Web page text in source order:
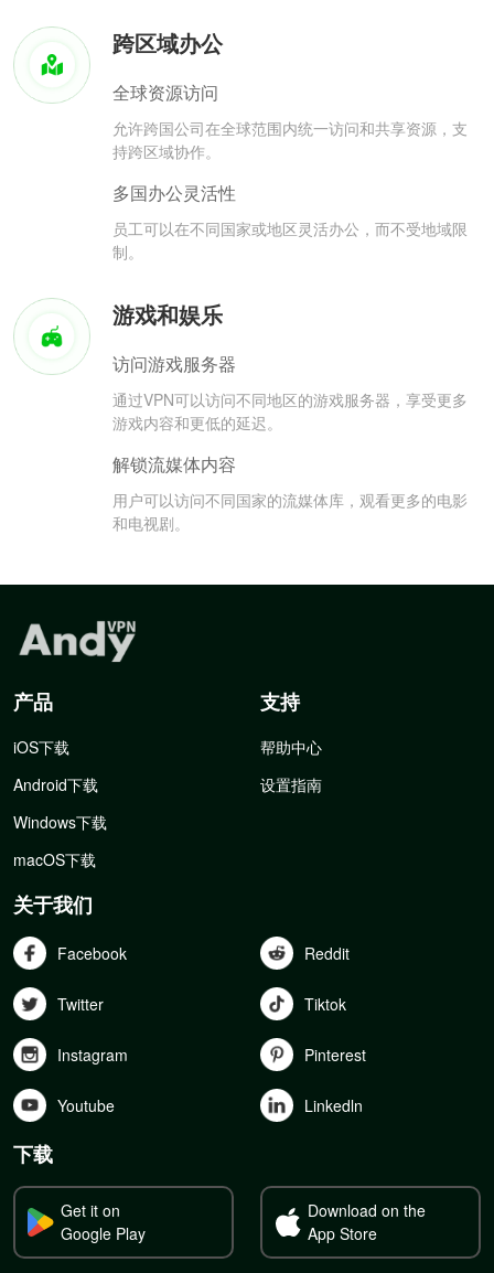
跨区域办公
全球资源访问
允许跨国公司在全球范围内统一访问和共享资源，支
持跨区域协作。
多国办公灵活性
员工可以在不同国家或地区灵活办公，而不受地域限
制。
游戏和娱乐
访问游戏服务器
通过VPN可以访问不同地区的游戏服务器，享受更多
游戏内容和更低的延迟。
解锁流媒体内容
用户可以访问不同国家的流媒体库，观看更多的电影
和电视剧。
产品
iOS下载
Android下载
Windows下载
macOS下载
支持
帮助中心
设置指南
关于我们
Facebook Reddit
Twitter Tiktok
Instagram Pinterest
Youtube Linkedln
下载
Get it on
Google Play
Download on the
App Store